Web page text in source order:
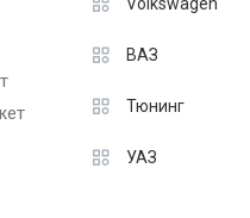
ВАЗ
Тюнинг
УАЗ